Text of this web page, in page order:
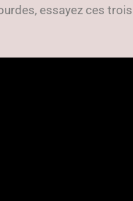
essayez ces